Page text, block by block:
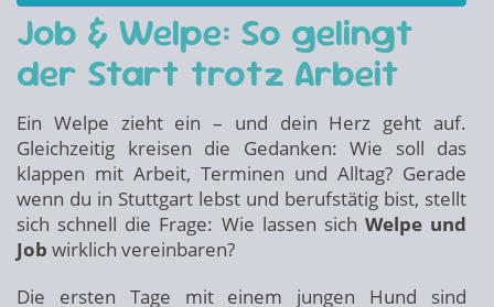
Job & Welpe: So gelingt
der Start trotz Arbeit
Ein Welpe zieht ein – und dein Herz geht auf.
Gleichzeitig kreisen die Gedanken: Wie soll das
klappen mit Arbeit, Terminen und Alltag? Gerade
wenn du in Stuttgart lebst und berufstätig bist, stellt
sich schnell die Frage: Wie lassen sich Welpe und
Job wirklich vereinbaren?
Die ersten Tage mit einem jungen Hund sind